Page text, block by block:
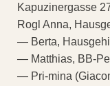
Kapuzinergasse
Rogl Anna,
— Berta,
— Matthias, BB-
— Pri-mina